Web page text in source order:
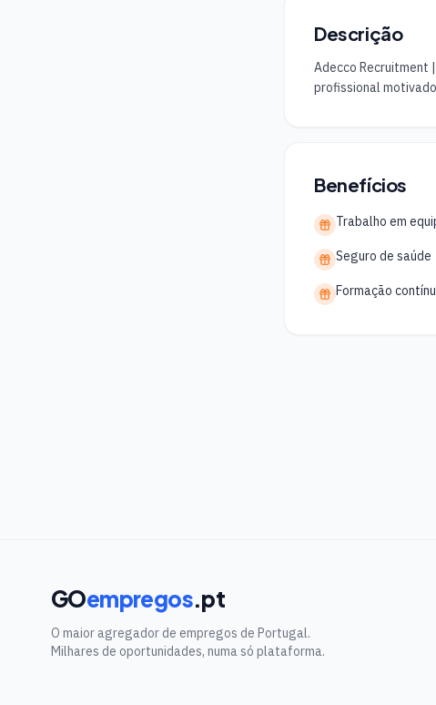
Descrição
Adecco Recruitment
profissional
Benefícios
Trabalho em
Seguro de saúde
Formação
GOempregos.pt
O maior agregador de empregos de Portugal.
Milhares de oportunidades, numa só plataforma.